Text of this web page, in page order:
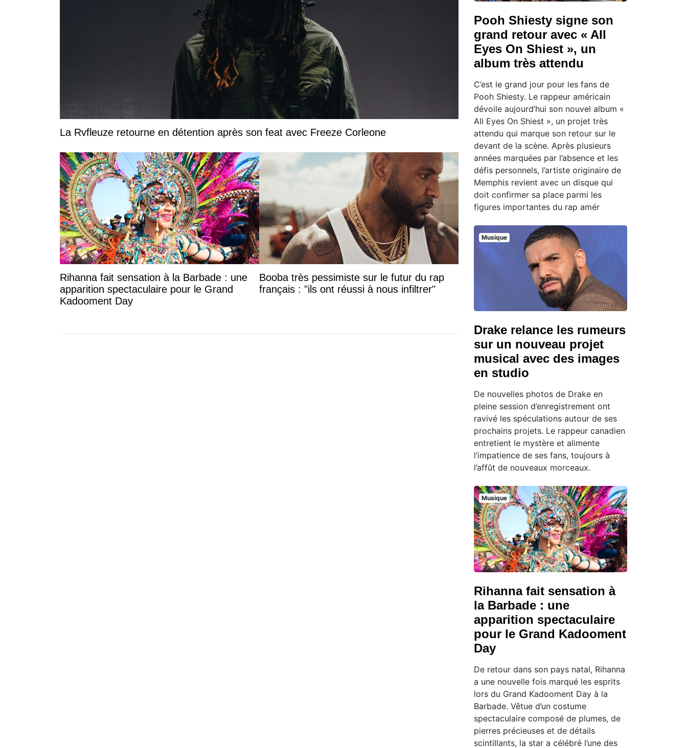
La Rvfleuze retourne en détention après son feat avec Freeze Corleone
Rihanna fait sensation à la Barbade : une
apparition spectaculaire pour le Grand
Kadooment Day
Booba très pessimiste sur le futur du rap
français : "ils ont réussi à nous infiltrer"
Pooh Shiesty signe son
grand retour avec « All
Eyes On Shiest », un
album très attendu
C’est le grand jour pour les fans de
Pooh Shiesty. Le rappeur américain
dévoile aujourd’hui son nouvel album «
All Eyes On Shiest », un projet très
attendu qui marque son retour sur le
devant de la scène. Après plusieurs
années marquées par l’absence et les
défis personnels, l’artiste originaire de
Memphis revient avec un disque qui
doit confirmer sa place parmi les
figures importantes du rap amér
Musique
Drake relance les rumeurs
sur un nouveau projet
musical avec des images
en studio
De nouvelles photos de Drake en
pleine session d’enregistrement ont
ravivé les spéculations autour de ses
prochains projets. Le rappeur canadien
entretient le mystère et alimente
l’impatience de ses fans, toujours à
l’affût de nouveaux morceaux.
Musique
Rihanna fait sensation à
la Barbade : une
apparition spectaculaire
pour le Grand Kadooment
Day
De retour dans son pays natal, Rihanna
a une nouvelle fois marqué les esprits
lors du Grand Kadooment Day à la
Barbade. Vêtue d’un costume
spectaculaire composé de plumes, de
pierres précieuses et de détails
scintillants, la star a célébré l’une des